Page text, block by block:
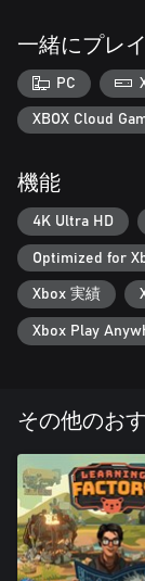
いっぱいですが
せん。失われた
与え、古代のテク
た社会を他の大
ただし、宇宙は
げ、せっかく手に
法はプレイヤー次
資源を手に入れる
ありません。チャ
です。
一緒にプレ
PC
XBOX Cloud
機能
4K Ultra HD
Optimized for
Xbox 実績
Xbox Play
その他のお